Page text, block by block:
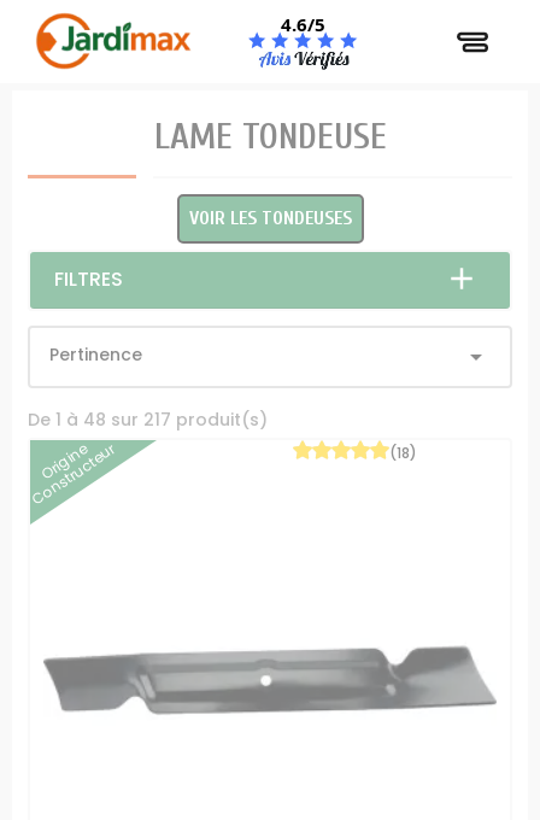
4.6/5
LAME TONDEUSE
VOIR LES TONDEUSES
FILTRES
Pertinence 
De 1 à 48 sur 217 produit(s)
Origine
Constructeur (18)
Panneau de gestion des cookies